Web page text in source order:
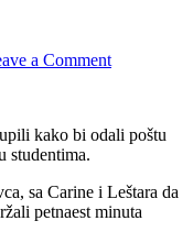
a Comment
kako bi odali poštu
studentima.
sa Carine i Leštara da
petnaest minuta